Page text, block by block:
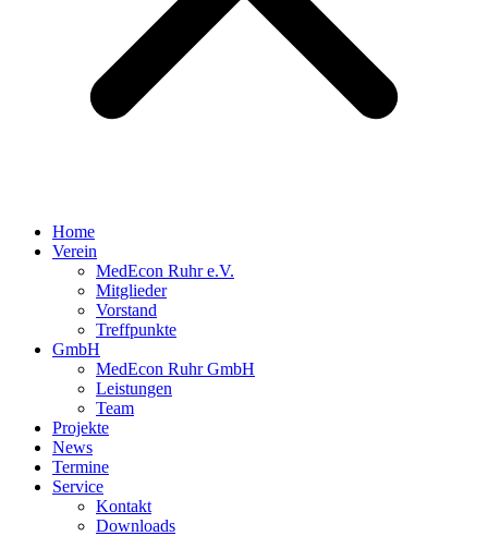
Home
Verein
MedEcon Ruhr e.V.
Mitglieder
Vorstand
Treffpunkte
GmbH
MedEcon Ruhr GmbH
Leistungen
Team
Projekte
News
Termine
Service
Kontakt
Downloads